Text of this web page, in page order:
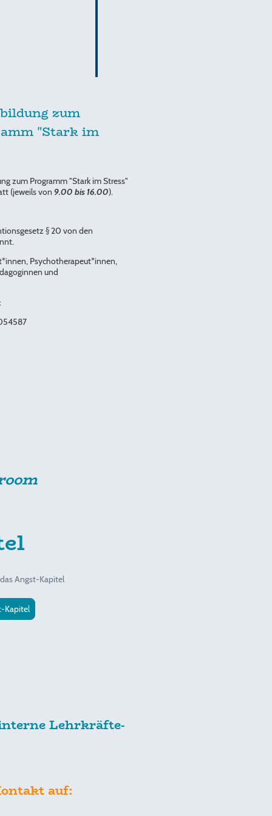
zum
"Stark im
zum Programm "Stark im Stress"
(jeweils von 9.00 bis 16.00).
§ 20 von den
Psychotherapeut*innen,
und
Angst-Kapitel
Kapitel
Lehrkräfte-
auf: